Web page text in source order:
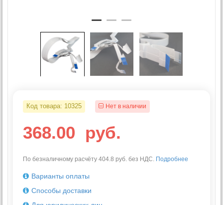
Код товара: 10325 Нет в наличии
368.00 руб.
По безналичному расчёту 404.8 руб. без НДС. Подробнее
Варианты оплаты
Способы доставки